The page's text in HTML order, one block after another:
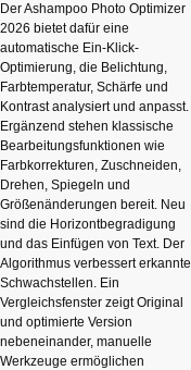
Der Ashampoo Photo Optimizer
2026 bietet dafür eine
automatische Ein-Klick-
Optimierung, die Belichtung,
Farbtemperatur, Schärfe und
Kontrast analysiert und anpasst.
Ergänzend stehen klassische
Bearbeitungsfunktionen wie
Farbkorrekturen, Zuschneiden,
Drehen, Spiegeln und
Größenänderungen bereit. Neu
sind die Horizontbegradigung
und das Einfügen von Text. Der
Algorithmus verbessert erkannte
Schwachstellen. Ein
Vergleichsfenster zeigt Original
und optimierte Version
nebeneinander, manuelle
Werkzeuge ermöglichen